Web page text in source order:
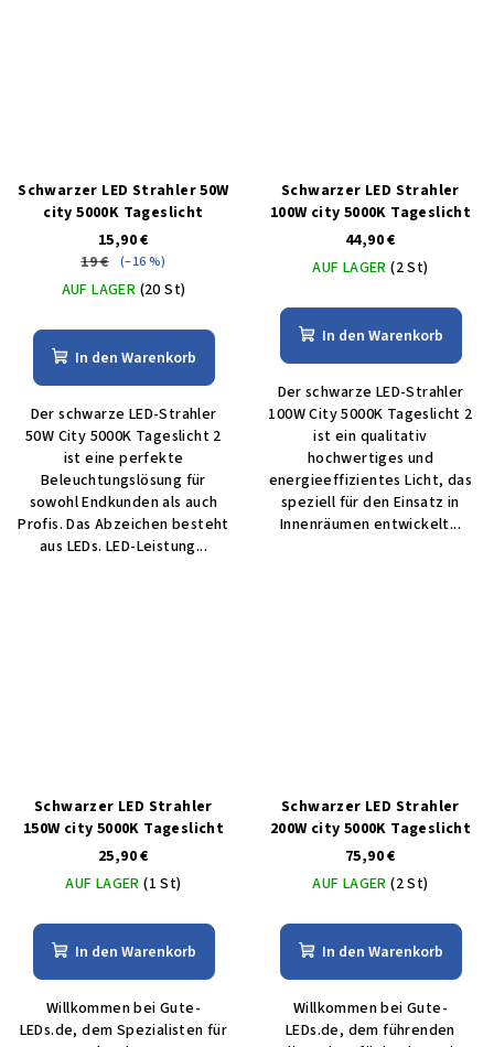
Schwarzer LED Strahler 50W
city 5000K Tageslicht
15,90 €
19 € (–16 %)
AUF LAGER (20 St)
In den Warenkorb
Der schwarze LED-Strahler
50W City 5000K Tageslicht 2
ist eine perfekte
Beleuchtungslösung für
sowohl Endkunden als auch
Profis. Das Abzeichen besteht
aus LEDs. LED-Leistung...
Schwarzer LED Strahler
100W city 5000K Tageslicht
44,90 €
AUF LAGER(2 St)
In den Warenkorb
Der schwarze LED-Strahler
100W City 5000K Tageslicht 2
ist ein qualitativ
hochwertiges und
energieeffizientes Licht, das
speziell für den Einsatz in
Innenräumen entwickelt...
Schwarzer LED Strahler
150W city 5000K Tageslicht
25,90 €
AUF LAGER(1 St)
In den Warenkorb
Willkommen bei Gute-
LEDs.de, dem Spezialisten für
Schwarzer LED Strahler
200W city 5000K Tageslicht
75,90 €
AUF LAGER(2 St)
In den Warenkorb
Willkommen bei Gute-
LEDs.de, dem führenden